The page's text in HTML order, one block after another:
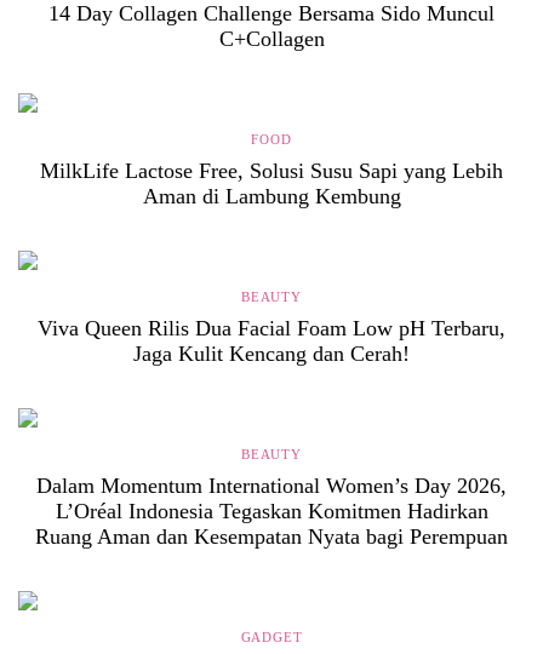
14 Day Collagen Challenge Bersama Sido Muncul
C+Collagen
FOOD
MilkLife Lactose Free, Solusi Susu Sapi yang Lebih
Aman di Lambung Kembung
BEAUTY
Viva Queen Rilis Dua Facial Foam Low pH Terbaru,
Jaga Kulit Kencang dan Cerah!
BEAUTY
Dalam Momentum International Women’s Day 2026,
L’Oréal Indonesia Tegaskan Komitmen Hadirkan
Ruang Aman dan Kesempatan Nyata bagi Perempuan
GADGET